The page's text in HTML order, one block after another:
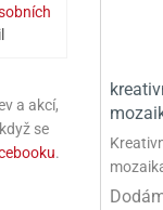
a akcí,
se
.